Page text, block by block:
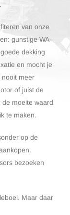
van onze
gunstige WA-
dekking
en mocht je
nooit meer
of juist de
moeite waard
te maken.
op de
bezoeken
Maar daar